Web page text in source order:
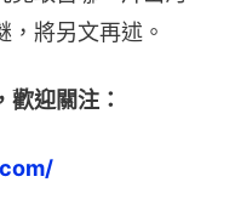
將另文再述。
，歡迎關注：